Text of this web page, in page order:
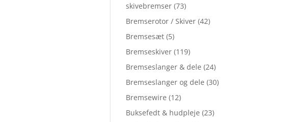
skivebremser (73)
Bremserotor / Skiver (42)
Bremsesæt (5)
Bremseskiver (119)
Bremseslanger & dele (24)
Bremseslanger og dele (30)
Bremsewire (12)
Buksefedt & hudpleje (23)